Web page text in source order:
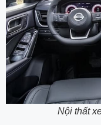
Nội thất